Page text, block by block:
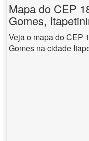
Mapa do CEP
Gomes,
Veja o mapa do CEP
Gomes na cidade